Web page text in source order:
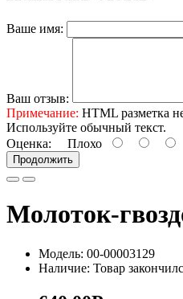
Ваше имя:
Ваш отзыв:
Примечание: HTML разметка
Используйте обычный текст.
Оценка: Плохо
Продолжить
Молоток-
Модель: 00-00003129
Наличие: Товар